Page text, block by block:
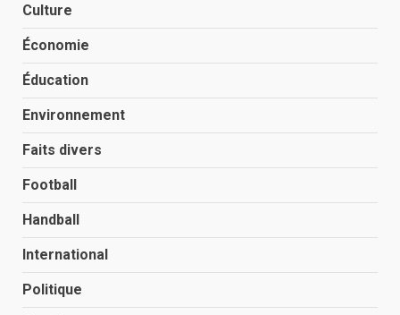
Culture
Économie
Éducation
Environnement
Faits divers
Football
Handball
International
Politique